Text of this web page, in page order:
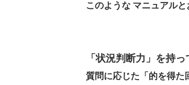
このような マニュアル
「状況判断力」を持
質問に応じた「的を得た